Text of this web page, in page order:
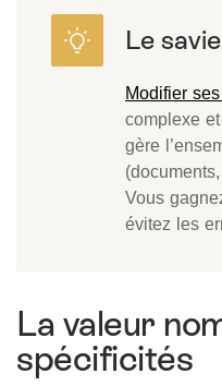
Modifier
complexe
gère
Vous
évitez les
La valeur
spécificités